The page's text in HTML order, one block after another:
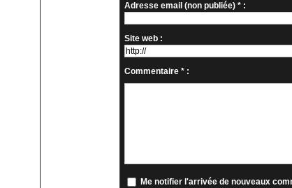
Adresse email (non publiée) * :
Site web :
Commentaire * :
Me notifier l'arrivée de nouveaux